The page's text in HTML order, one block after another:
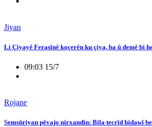
Jiyan
Li Çiyayê Feraşînê koçerên ku çiya, ba û demê bi
09:03 15/7
Rojane
Semsûriyan pêvajo nirxandin: Bila tecrîd bidawî be